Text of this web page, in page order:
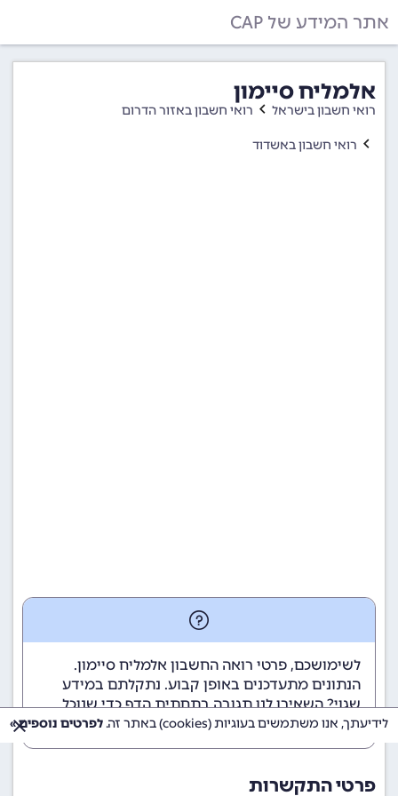
אתר המידע של CAP
אלמליח סיימון
רואי חשבון בישראל רואי חשבון באזור הדרום
רואי חשבון באשדוד
לשימושכם, פרטי רואה החשבון אלמליח סיימון.
הנתונים מתעדכנים באופן קבוע. נתקלתם במידע
שגוי? השאירו לנו תגובה בתחתית הדף כדי שנוכל
לטפל בבעיה בהקדם.
פרטי התקשרות
לידיעתך, אנו משתמשים בעוגיות (cookies) באתר זה. לפרטים נוספים »